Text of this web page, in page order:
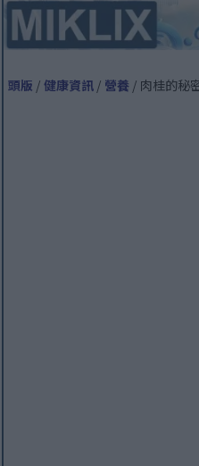
頭版 /健康資訊 / 營養 / 肉桂的秘